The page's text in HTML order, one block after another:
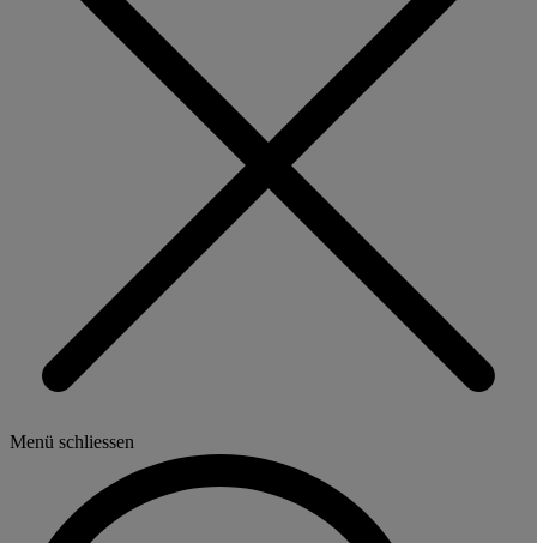
Menü schliessen